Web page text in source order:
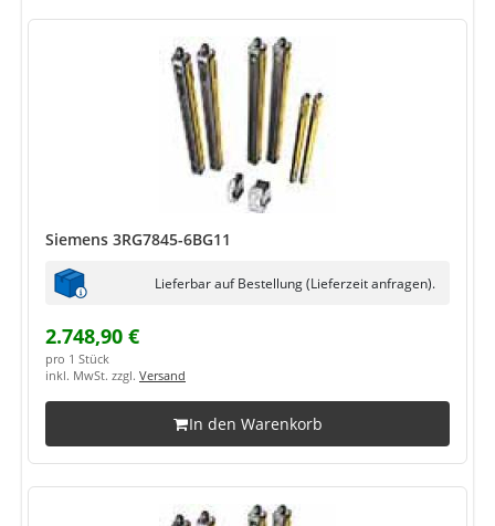
Siemens 3RG7845-6BG11
Lieferbar auf Bestellung (Lieferzeit anfragen).
2.748,90 €
pro 1 Stück
inkl. MwSt. zzgl. Versand
In den Warenkorb